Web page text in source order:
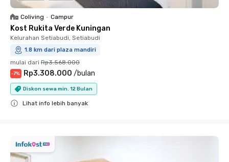
Coliving • Campur
Kost Rukita Verde Kuningan
Kelurahan Setiabudi, Setiabudi
1.8 km dari plaza mandiri
mulai dari Rp3.568.000
-7% Rp3.308.000 /bulan
Diskon sewa min. 12 Bulan
Lihat info lebih banyak